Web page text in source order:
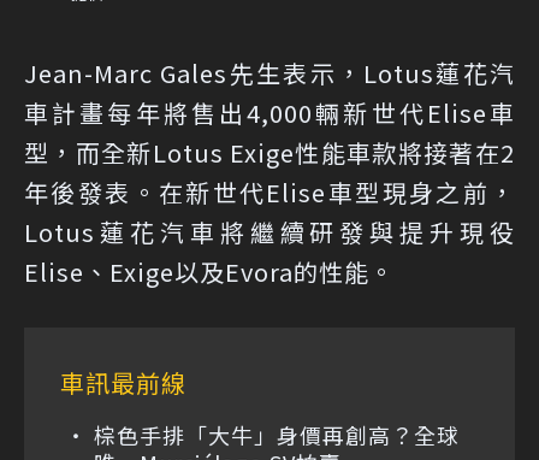
Jean-Marc Gales先生表示，Lotus蓮花汽
車計畫每年將售出4,000輛新世代Elise車
型，而全新Lotus Exige性能車款將接著在2
年後發表。在新世代Elise車型現身之前，
Lotus蓮花汽車將繼續研發與提升現役
Elise、Exige以及Evora的性能。
車訊最前線
棕色手排「大牛」身價再創高？全球